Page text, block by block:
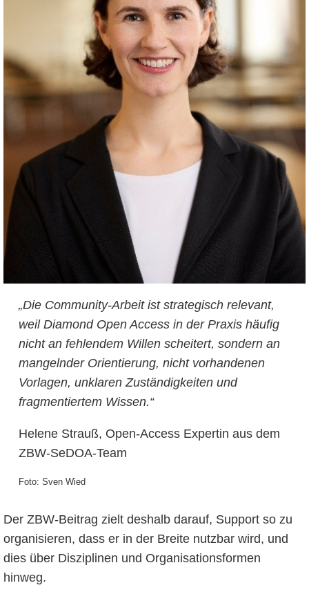
„Die Community-Arbeit ist strategisch relevant,
weil Diamond Open Access in der Praxis häufig
nicht an fehlendem Willen scheitert, sondern an
mangelnder Orientierung, nicht vorhandenen
Vorlagen, unklaren Zuständigkeiten und
fragmentiertem Wissen.“
Helene Strauß, Open-Access Expertin aus dem
ZBW-SeDOA-Team
Foto: Sven Wied
Der ZBW-Beitrag zielt deshalb darauf, Support so zu
organisieren, dass er in der Breite nutzbar wird, und
dies über Disziplinen und Organisationsformen
hinweg.